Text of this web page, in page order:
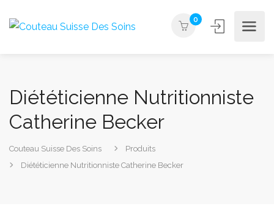
0
Diététicienne Nutritionniste
Catherine Becker
Couteau Suisse Des Soins
Produits
Diététicienne Nutritionniste Catherine Becker